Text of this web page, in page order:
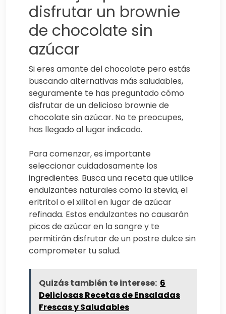
disfrutar un brownie
de chocolate sin
azúcar
Si eres amante del chocolate pero estás
buscando alternativas más saludables,
seguramente te has preguntado cómo
disfrutar de un delicioso brownie de
chocolate sin azúcar. No te preocupes,
has llegado al lugar indicado.
Para comenzar, es importante
seleccionar cuidadosamente los
ingredientes. Busca una receta que utilice
endulzantes naturales como la stevia, el
eritritol o el xilitol en lugar de azúcar
refinada. Estos endulzantes no causarán
picos de azúcar en la sangre y te
permitirán disfrutar de un postre dulce sin
comprometer tu salud.
Quizás también te interese: 6
Deliciosas Recetas de Ensaladas
Frescas y Saludables